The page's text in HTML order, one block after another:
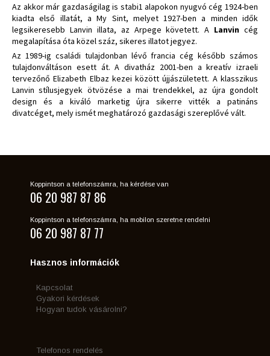
Az akkor már gazdaságilag is stabi1 alapokon nyugvó cég 1924-ben
kiadta első illatát, a My Sint, melyet 1927-ben a minden idők
legsikeresebb Lanvin illata, az Arpege követett. A Lanvin cég
megalapítása óta közel száz, sikeres illatot jegyez.
Az 1989-ig családi tulajdonban lévő francia cég később számos
tulajdonváltáson esett át. A divatház 2001-ben a kreatív izraeli
tervezőnő Elizabeth Elbaz kezei között újjászületett. A klasszikus
Lanvin stílusjegyek ötvözése a mai trendekkel, az újra gondolt
design és a kiváló marketig újra sikerre vitték a patináns
divatcéget, mely ismét meghatározó gazdasági szereplővé vált.
Koppintson a telefonszámra, ha kérdése van
06 20 987 87 86
Koppintson a telefonszámra, ha mobilon szeretne rendelni
06 20 987 87 77
Hasznos információk
Kapcsolat
Gyakori kérdések
Hogyan tudok vásárolni?
Telefonos rendelés